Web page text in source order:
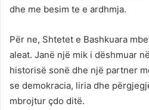
dhe me besim te e ardhmja.
Për ne, Shtetet e Bashkuara
aleat. Janë një mik i dëshmuar
historisë sonë dhe një partner
se demokracia, liria dhe
mbrojtur çdo ditë.